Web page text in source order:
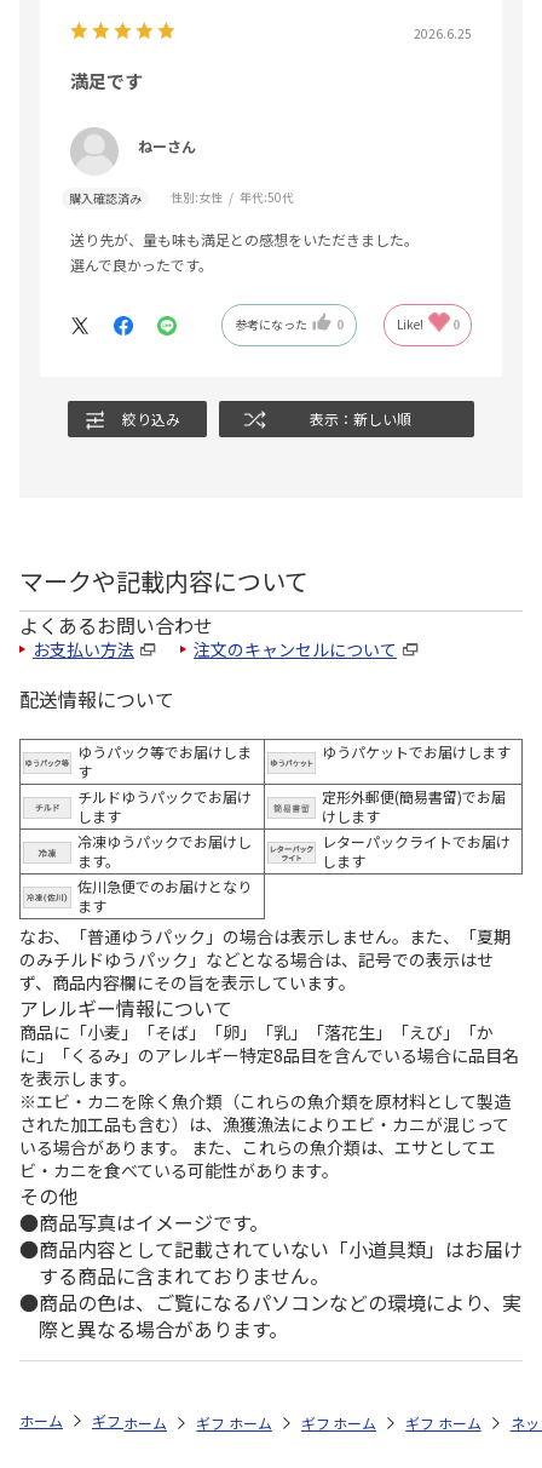
2026.6.25
満足です
ねーさん
購入確認済み 性別:女性 年代:50代
送り先が、量も味も満足との感想をいただきました。
選んで良かったです。
参考になった 0 Like! 0
絞り込み 表示：新しい順
マークや記載内容について
よくあるお問い合わせ
お支払い方法 注文のキャンセルについて
配送情報について
ゆうパック等でお届けしま
す
ゆうパケットでお届けします
チルドゆうパックでお届け
します
定形外郵便(簡易書留)でお届
けします
冷凍ゆうパックでお届けし
ます。
レターパックライトでお届け
します
佐川急便でのお届けとなり
ます
なお、「普通ゆうパック」の場合は表示しません。また、「夏期
のみチルドゆうパック」などとなる場合は、記号での表示はせ
ず、商品内容欄にその旨を表示しています。
アレルギー情報について
商品に「小麦」「そば」「卵」「乳」「落花生」「えび」「か
に」「くるみ」のアレルギー特定8品目を含んでいる場合に品目名
を表示します。
※エビ・カニを除く魚介類（これらの魚介類を原材料として製造
された加工品も含む）は、漁獲漁法によりエビ・カニが混じって
いる場合があります。 また、これらの魚介類は、エサとしてエ
ビ・カニを食べている可能性があります。
その他
商品写真はイメージです。
商品内容として記載されていない「小道具類」はお届け
する商品に含まれておりません。
商品の色は、ご覧になるパソコンなどの環境により、実
際と異なる場合があります。
ホーム ギフトストア お中元・夏ギフト特集 2026 おすすめ ご当地
ホーム ギフトストア お中元・夏ギフト特集 2026
ホーム ギフトストア お中元・夏ギフト
ホーム ギフトストア お
ホーム ネ